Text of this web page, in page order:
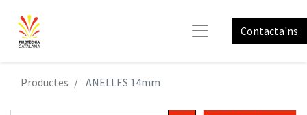
Contacta'ns
Productes ANELLES 14mm